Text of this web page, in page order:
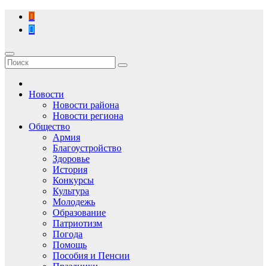
Перейти
содержимому
Новости
Новости района
Новости региона
Общество
Армия
Благоустройство
Здоровье
История
Конкурсы
Культура
Молодежь
Образование
Патриотизм
Погода
Помощь
Пособия и Пенсии